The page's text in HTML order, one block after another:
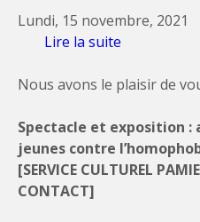
Lundi, 15 novembre, 2021
Lire la suite
Nous avons le plaisir de
Spectacle et exposition
jeunes contre
[SERVICE CULTUREL
CONTACT]